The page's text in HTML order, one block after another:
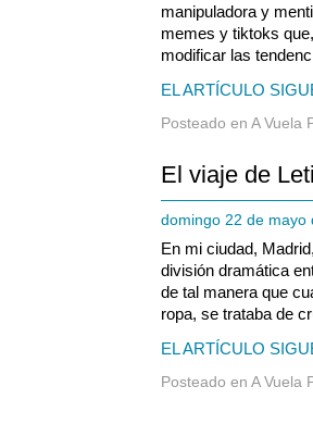
manipuladora y
memes y tiktoks
modificar las
EL ARTÍCULO
Posteado en A Vuela
El viaje de
domingo 22 de mayo
En mi ciudad,
división dramática
de tal manera que
ropa, se trataba de
EL ARTÍCULO
Posteado en A Vuela